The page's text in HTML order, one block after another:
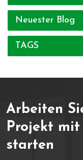
Neuester Blog
TAGS
Arbeiten
Projekt mit
starten